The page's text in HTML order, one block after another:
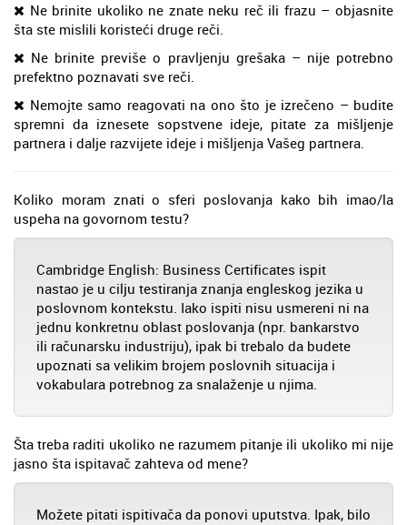
Ne brinite ukoliko ne znate neku reč ili frazu – objasnite
šta ste mislili koristeći druge reči.
Ne brinite previše o pravljenju grešaka – nije potrebno
prefektno poznavati sve reči.
Nemojte samo reagovati na ono što je izrečeno – budite
spremni da iznesete sopstvene ideje, pitate za mišljenje
partnera i dalje razvijete ideje i mišljenja Vašeg partnera.
Koliko moram znati o sferi poslovanja kako bih imao/la
uspeha na govornom testu?
Cambridge English: Business Certificates ispit
nastao je u cilju testiranja znanja engleskog jezika u
poslovnom kontekstu. Iako ispiti nisu usmereni ni na
jednu konkretnu oblast poslovanja (npr. bankarstvo
ili računarsku industriju), ipak bi trebalo da budete
upoznati sa velikim brojem poslovnih situacija i
vokabulara potrebnog za snalaženje u njima.
Šta treba raditi ukoliko ne razumem pitanje ili ukoliko mi nije
jasno šta ispitavač zahteva od mene?
Možete pitati ispitivača da ponovi uputstva. Ipak, bilo